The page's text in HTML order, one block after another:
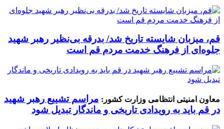
قم، میزبان شایسته تاریخ شد/ بدرقه بی‌نظیر رهبر شهید
جلوه‌ای از فرهنگ خدمت مردم قم است
معاون امنیتی انتظامی وزارت کشور: مراسم تشییع رهبر شهید
در قم باید به رویدادی تاریخی و ماندگار تبدیل شود